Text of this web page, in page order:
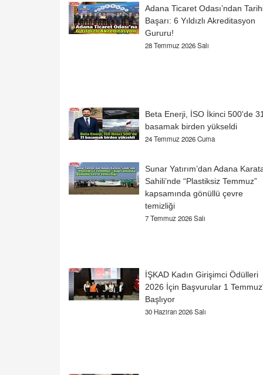
‎Adana Ticaret Odası’ndan
Başarı: 6 Yıldızlı Akreditasyon
Gururu!
28 Temmuz 2026 Salı
Beta Enerji, İSO İkinci 500'de 31
basamak birden yükseldi
24 Temmuz 2026 Cuma
Sunar Yatırım’dan Adana
Sahili’nde “Plastiksiz Temmuz”
kapsamında gönüllü çevre
temizliği
7 Temmuz 2026 Salı
İŞKAD Kadın Girişimci Ödülleri
2026 İçin Başvurular 1
Başlıyor
30 Haziran 2026 Salı